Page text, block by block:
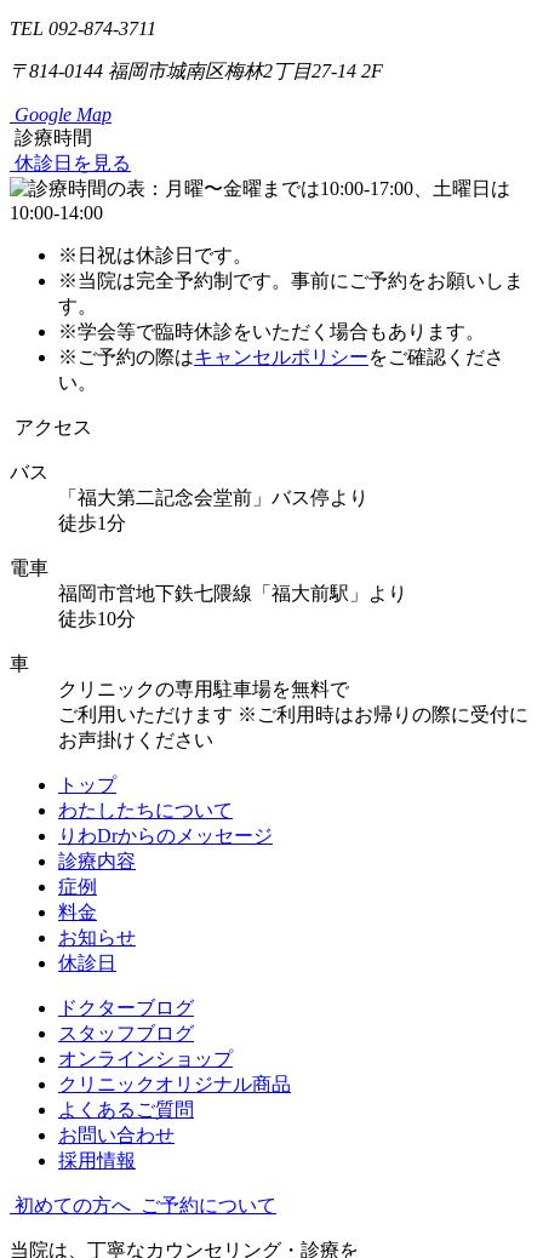
TEL 092-874-3711
〒814-0144 福岡市城南区梅林2丁目27-14 2F
Google Map
診療時間
休診日を見る
※日祝は休診日です。
※当院は完全予約制です。事前にご予約をお願いしま
す。
※学会等で臨時休診をいただく場合もあります。
※ご予約の際はキャンセルポリシーをご確認くださ
い。
アクセス
バス
「福大第二記念会堂前」バス停より
徒歩1分
電車
福岡市営地下鉄七隈線「福大前駅」より
徒歩10分
車
クリニックの専用駐車場を無料で
ご利用いただけます ※ご利用時はお帰りの際に受付に
お声掛けください
トップ
わたしたちについて
りわDrからのメッセージ
診療内容
症例
料金
お知らせ
休診日
ドクターブログ
スタッフブログ
オンラインショップ
クリニックオリジナル商品
よくあるご質問
お問い合わせ
採用情報
初めての方へ ご予約について
当院は、丁寧なカウンセリング・診療を